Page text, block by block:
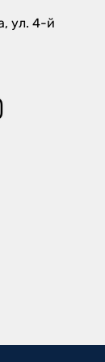
ул. 4-й